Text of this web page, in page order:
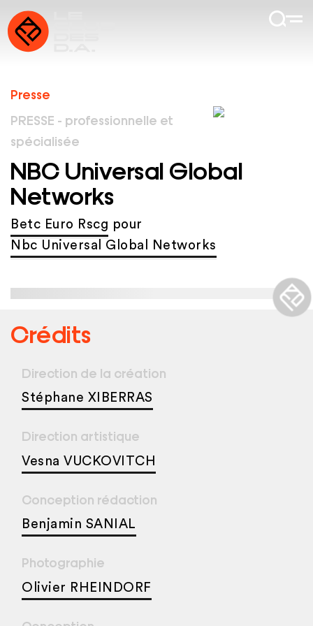
Presse
PRESSE - professionnelle et
spécialisée
NBC Universal Global
Networks
Betc Euro Rscg pour
Nbc Universal Global Networks
Crédits
Direction de la création
Stéphane XIBERRAS
Direction artistique
Vesna VUCKOVITCH
Conception rédaction
Benjamin SANIAL
Photographie
Olivier RHEINDORF